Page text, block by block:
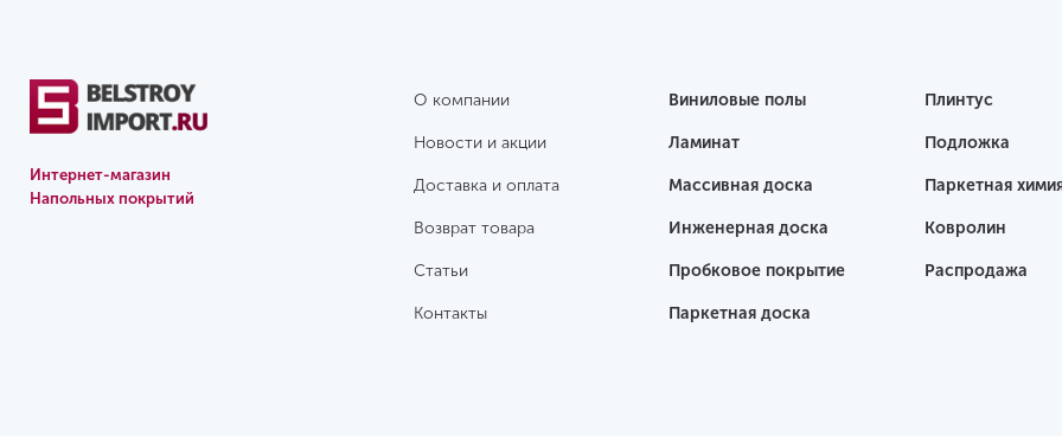
Интернет-магазин
Напольных покрытий
О компании
Новости и акции
Доставка и оплата
Возврат товара
Статьи
Контакты
Виниловые полы
Ламинат
Массивная доска
Инженерная доска
Пробковое покрытие
Паркетная доска
Плинтус
Подложка
Паркетная
Ковролин
Распродажа